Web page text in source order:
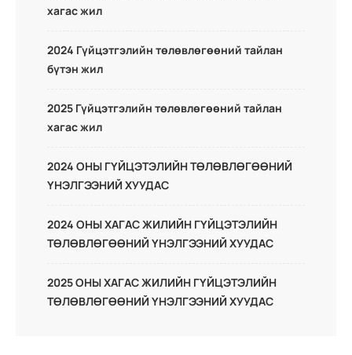
хагас жил
2024 Гүйцэтгэлийн төлөвлөгөөний тайлан
бүтэн жил
2025 Гүйцэтгэлийн төлөвлөгөөний тайлан
хагас жил
2024 ОНЫ ГҮЙЦЭТЭЛИЙН ТӨЛӨВЛӨГӨӨНИЙ
ҮНЭЛГЭЭНИЙ ХУУДАС
2024 ОНЫ ХАГАС ЖИЛИЙН ГҮЙЦЭТЭЛИЙН
ТӨЛӨВЛӨГӨӨНИЙ ҮНЭЛГЭЭНИЙ ХУУДАС
2025 ОНЫ ХАГАС ЖИЛИЙН ГҮЙЦЭТЭЛИЙН
ТӨЛӨВЛӨГӨӨНИЙ ҮНЭЛГЭЭНИЙ ХУУДАС